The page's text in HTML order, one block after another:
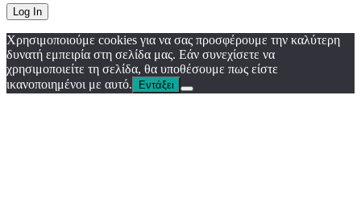
Χρησιμοποιούμε cookies για να σας προσφέρουμε την καλύτερη
δυνατή εμπειρία στη σελίδα μας. Εάν συνεχίσετε να
χρησιμοποιείτε τη σελίδα, θα υποθέσουμε πως είστε
ικανοποιημένοι με αυτό.
Εντάξει